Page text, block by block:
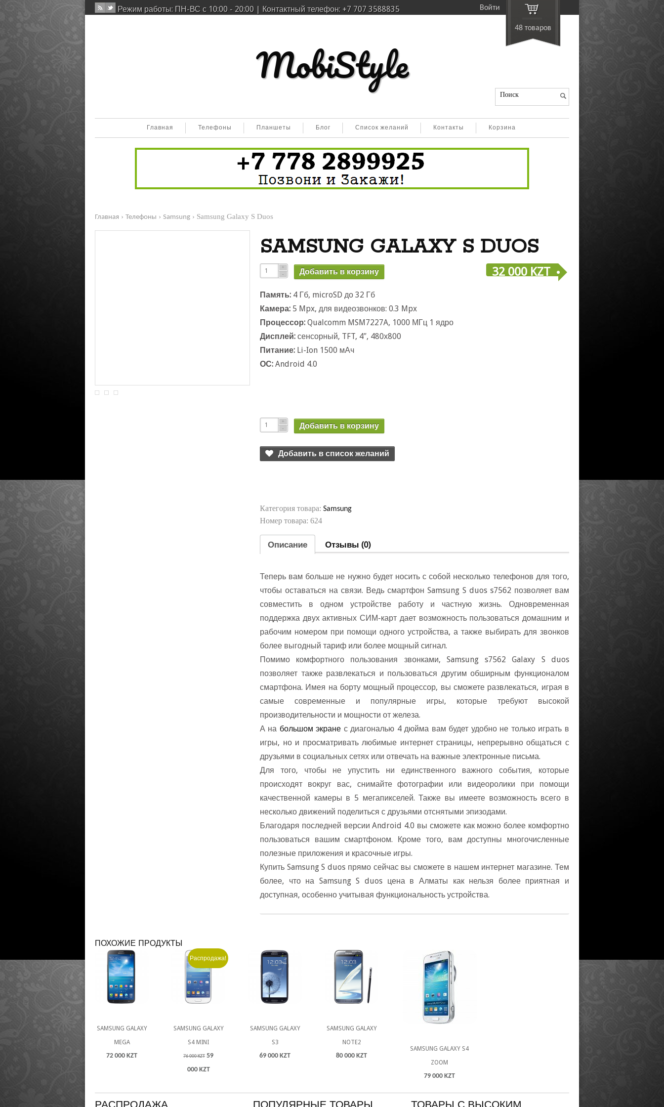
Режим работы: ПН-ВС с 10:00 - 20:00 | Контактный телефон: +7 707 3588835 ойти
48 товаро
MobiStyle
Поиск
Главная Телефоны Планшеты Бло Список желаний Контакты Корзина
Главная › Телефоны › Samsung › Samsung Galaxy S Duos
SAMSUNG GALAXY S DUOS
Добавить в корзину 32 000 KZT
Память:4 Гб, microSD до 32 Г
Камера:5 Mpx, для видеозвонков: 0.3 Mpx
Процессор:Qualcomm MSM7227A, 1000 МГц 1 ядро
Дисплей:сенсорный, TFT, 4″, 480х800
Питание:Li-Ion 1500 мАч
ОС:Android 4.0
Добавить в корзину
Добавить в список желаний
Категория товара: Samsung
Номер товара: 624
Описание Отзывы (0)
Теперь вам больше не нужно будет носить с собой несколько телефонов для того,
чтобы оставаться на связи. Ведь смартфон Samsung S duos s7562 позволяет вам
совместить в одном устройстве работу и частную жизнь. Одновременная
поддержка двух активных СИМ-карт дает возможность пользоваться домашним и
рабочим номером при помощи одного устройства, а также выбирать для звонко
олее выгодный тариф или более мощный сигнал.
Помимо комфортного пользования звонками, Samsung s7562 Galaxy S duos
позволяет также развлекаться и пользоваться другим обширным функционалом
смартфона. Имея на борту мощный процессор, вы сможете развлекаться, играя
самые современные и популярные игры, которые требуют высокой
производительности и мощности от железа.
А на ольшом экране с диагональю 4 дюйма вам будет удобно не только играть
игры, но и просматривать любимые интернет страницы, непрерывно общаться с
друзьями в социальных сетях или отвечать на важные электронные письма.
Для того, чтобы не упустить ни единственного важного события, которые
происходят вокруг вас, снимайте фотографии или видеоролики при помощи
качественной камеры в 5 мегапикселей. Также вы имеете возможность всего
несколько движений поделиться с друзьями отснятыми эпизодами.
Благодаря последней версии Android 4.0 вы сможете как можно более комфортно
пользоваться вашим смартфоном. Кроме того, вам доступны многочисленные
полезные приложения и красочные игры.
Купить Samsung S duos прямо сейчас вы сможете в нашем интернет магазине. Тем
олее, что на Samsung S duos цена в Алматы как нельзя более приятная и
доступная, особенно учитывая функциональность устройства.
ПОХОЖИЕ ПРОДУКТЫ
SAMSUNG GALAXY
MEGA
72 000 KZT
Распродажа!
SAMSUNG GALAXY
S4 MINI
76 000 KZT 59
000 KZT
SAMSUNG GALAXY
S3
69 000 KZT
SAMSUNG GALAXY
NOTE2
80 000 KZT
SAMSUNG GALAXY S4
ZOOM
79 000 KZT